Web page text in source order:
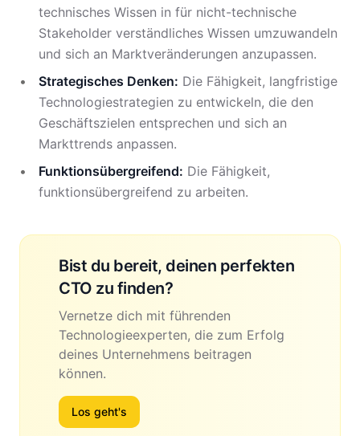
technisches Wissen in für nicht-technische
Stakeholder verständliches Wissen umzuwandeln
und sich an Marktveränderungen anzupassen.
Strategisches Denken: Die Fähigkeit, langfristige
Technologiestrategien zu entwickeln, die den
Geschäftszielen entsprechen und sich an
Markttrends anpassen.
Funktionsübergreifend: Die Fähigkeit,
funktionsübergreifend zu arbeiten.
Bist du bereit, deinen perfekten
CTO zu finden?
Vernetze dich mit führenden
Technologieexperten, die zum Erfolg
deines Unternehmens beitragen
können.
Los geht's